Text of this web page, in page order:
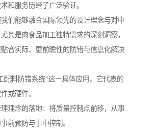
和服务历经了广泛验证。
们能够融合国际领先的设计理念与对中
其是肉食品加工独特需求的深刻洞察，
合实际、更前瞻性的防错与信息化解决
配料防错系统”这一具体应用，它代表的
或硬件。
理念的落地：将质量控制点前移，从事
前预防与事中控制。